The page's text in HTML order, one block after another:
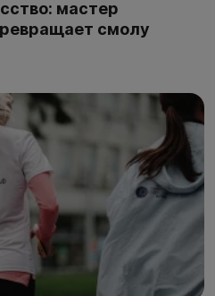
мастер
смолу